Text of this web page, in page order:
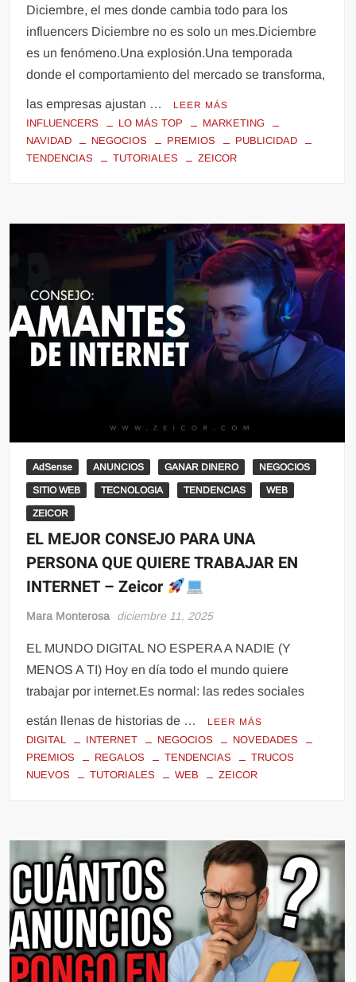
Diciembre, el mes donde cambia todo para los
influencers Diciembre no es solo un mes.Diciembre
es un fenómeno.Una explosión.Una temporada
donde el comportamiento del mercado se transforma,
las empresas ajustan … LEER MÁS
INFLUENCERS LO MÁS TOP
MARKETING
NAVIDAD
NEGOCIOS PREMIOS
PUBLICIDAD
TENDENCIAS
TUTORIALES ZEICOR
AdSense ANUNCIOS GANAR DINERO NEGOCIOS
SITIO WEB TECNOLOGIA TENDENCIAS WEB
ZEICOR
EL MEJOR CONSEJO PARA UNA
PERSONA QUE QUIERE TRABAJAR EN
INTERNET – Zeicor
Mara Monterosa diciembre 11, 2025
EL MUNDO DIGITAL NO ESPERA A NADIE (Y
MENOS A TI) Hoy en día todo el mundo quiere
trabajar por internet.Es normal: las redes sociales
están llenas de historias de … LEER MÁS
DIGITAL INTERNET NEGOCIOS
NOVEDADES
PREMIOS
REGALOS TENDENCIAS
TRUCOS
NUEVOS
TUTORIALES WEB ZEICOR